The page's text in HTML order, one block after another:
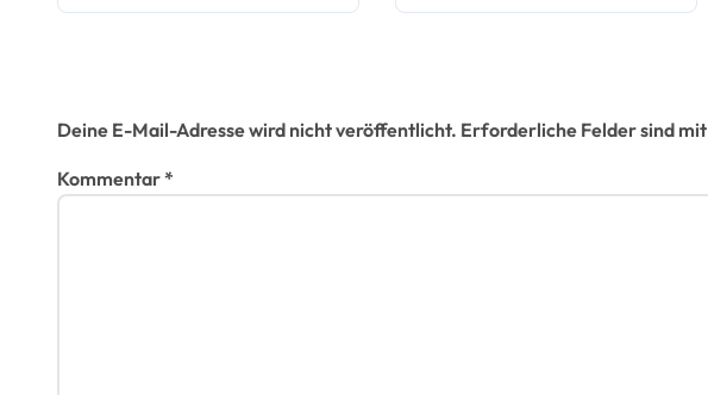
v
g
a
außerhalb
Deine E-Mail-Adresse wird nicht veröffentlicht. Erforderliche Felder sind mit
Kommentar*